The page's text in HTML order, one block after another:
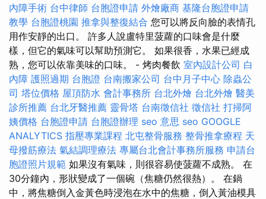
內障手術 台中律師 台胞證申請 外燴廠商 基隆台胞證申請
教學 台胞證桃園 推拿與整復結合 您可以將反向臉的表情孔
用作安靜的出口。 許多人說盧特里菠蘿的口味會是什麼
樣，但它的氣味可以幫助預測它。 如果很香，水果已經成
熟，您可以依靠美味的口味。 - 烤肉餐飲 室內設計公司 白
內障 護照過期 台胞證 台南搬家公司 台中月子中心 除蟲公
司 塔位價格 屋頂防水 會計事務所 台北外燴 台北外燴 醫美
診所推薦 台北牙醫推薦 靈骨塔 台南徵信社 徵信社 打掃阿
姨價格 台胞證申請 台胞證辦理 seo 意思 seo GOOGLE
ANALYTICS 指壓專業課程 北屯整骨服務 整骨推拿療程 天
母撥筋療法 氣結調理療法 專屬台北會計事務所服務 申請台
胞證照片規範 如果沒有氣味，則很容易使菠蘿不成熟。 在
30分鐘內，形狀變成了一個碗（焦糖仍然很熱）。 在鍋
中，將焦糖倒入金黃色時浸泡在水中的焦糖，倒入黃油模具